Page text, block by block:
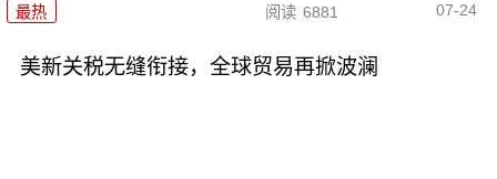
最热 阅读 6881 07-24
美新关税无缝衔接，全球贸易再掀波澜